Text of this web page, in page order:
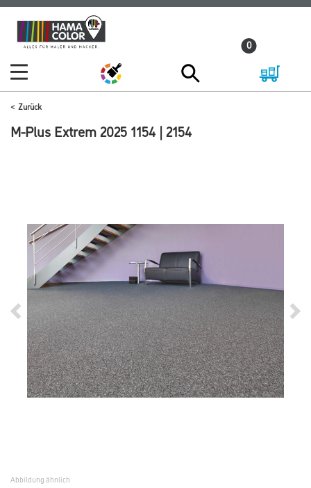
Zum
Inhalt
Zum
Navigationsmenü
0
Zurück
M-Plus Extrem 2025 1154 | 2154
Abbildung ähnlich